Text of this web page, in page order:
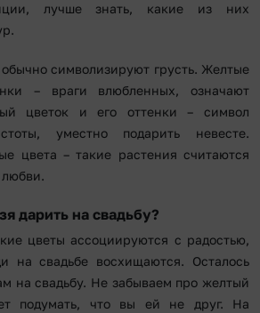
лучше знать, какие из них
символизируют грусть. Желтые
– враги влюбленных, означают
цветок и его оттенки – символ
уместно подарить невесте.
цвета – такие растения считаются
дарить на свадьбу?
цветы ассоциируются с радостью,
на свадьбе восхищаются. Осталось
на свадьбу. Не забываем про желтый
подумать, что вы ей не друг. На